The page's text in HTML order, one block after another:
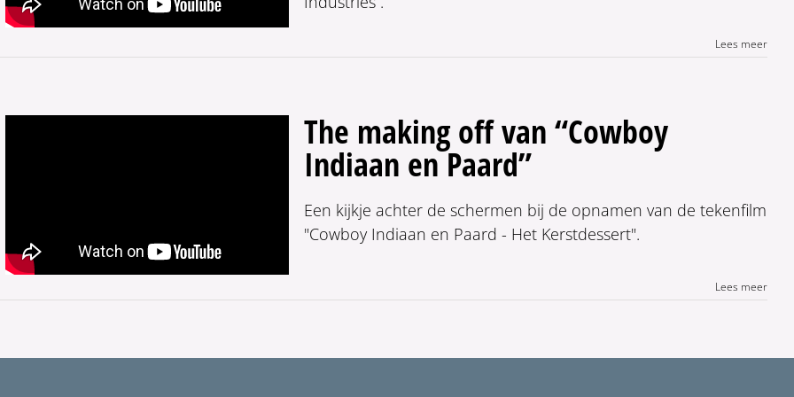
Lees meer
The making off van “Cowboy
Indiaan en Paard”
Een kijkje achter de schermen bij de opnamen van de tekenfilm
"Cowboy Indiaan en Paard - Het Kerstdessert".
Lees meer